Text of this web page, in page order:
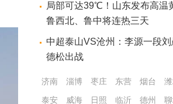
局部可达39℃！山东发布高温
鲁西北、鲁中将连热三天
中超泰山VS沧州：李源一段
德松出战
济南 淄博 枣庄 东营 烟台
泰安
威海 日照 临沂 德州